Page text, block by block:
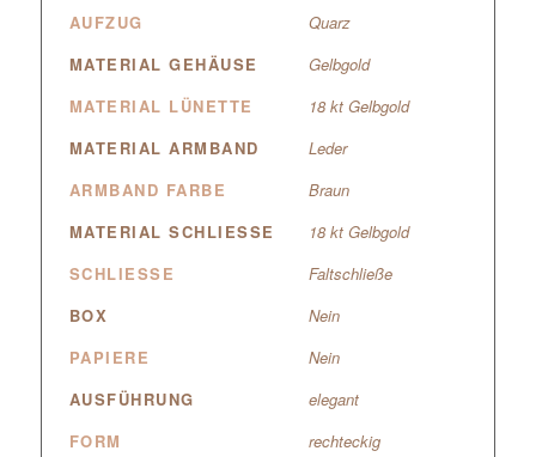
AUFZUG
Quarz
MATERIAL GEHÄUSE
Gelbgold
MATERIAL LÜNETTE
18 kt Gelbgold
MATERIAL ARMBAND
Leder
ARMBAND FARBE
Braun
MATERIAL SCHLIESSE
18 kt Gelbgold
SCHLIESSE
Faltschließe
BOX
Nein
PAPIERE
Nein
AUSFÜHRUNG
elegant
FORM
rechteckig